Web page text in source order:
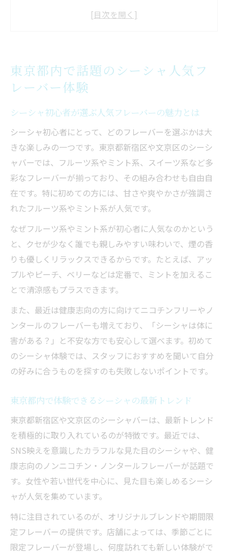
東京都内で体験できるシーシャの最新トレ
SNS映えするシーシャ体験の楽しみ方を徹
底解説
友人と楽しめるシーシャフレーバーの選び
健康志向派必見のシーシャ選び方ガイド
健康志向の方におすすめシーシャの選び方
シーシャのニコチンなしフレーバーとは安
全性の違い
のコツ
シーシャは体に害がある？健康面の正しい
知識
やばいと噂のシーシャの害を正しく理解し
シーシャと電子タバコの違いを分かりやす
く解説
シーシャは電子タバコより体に害がある？
シーシャ初心者向け使い方と持ち運びの注
意点
電子タバコ派も知りたいシーシャの魅力と
特徴
シーシャの年齢制限や利用ルールを確認し
よう
未成年とシーシャ利用の注意点まとめ
シーシャは未成年でもOK？年齢制限の正し
い知識
シーシャ利用時に守るべき法律とマナーを
東京都内で話題のシーシャ人気フ
レーバー体験
シーシャ初心者が選ぶ人気フレーバーの魅力とは
シーシャ初心者にとって、どのフレーバーを選ぶかは大
きな楽しみの一つです。東京都新宿区や文京区のシーシ
ャバーでは、フルーツ系やミント系、スイーツ系など多
彩なフレーバーが揃っており、その組み合わせも自由自
在です。特に初めての方には、甘さや爽やかさが強調さ
れたフルーツ系やミント系が人気です。
なぜフルーツ系やミント系が初心者に人気なのかという
と、クセが少なく誰でも親しみやすい味わいで、煙の香
りも優しくリラックスできるからです。たとえば、アッ
プルやピーチ、ベリーなどは定番で、ミントを加えるこ
とで清涼感もプラスできます。
また、最近は健康志向の方に向けてニコチンフリーやノ
ンタールのフレーバーも増えており、「シーシャは体に
害がある？」と不安な方でも安心して選べます。初めて
のシーシャ体験では、スタッフにおすすめを聞いて自分
の好みに合うものを探すのも失敗しないポイントです。
東京都内で体験できるシーシャの最新トレンド
東京都新宿区や文京区のシーシャバーは、最新トレンド
を積極的に取り入れているのが特徴です。最近では、
SNS映えを意識したカラフルな見た目のシーシャや、健
康志向のノンニコチン・ノンタールフレーバーが話題で
す。女性や若い世代を中心に、見た目も楽しめるシーシ
ャが人気を集めています。
特に注目されているのが、オリジナルブレンドや期間限
定フレーバーの提供です。店舗によっては、季節ごとに
限定フレーバーが登場し、何度訪れても新しい体験がで